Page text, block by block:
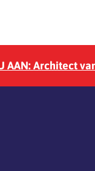
AAN: Architect